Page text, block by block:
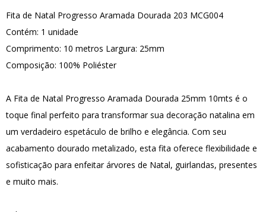
Fita de Natal Progresso Aramada Dourada 203 MCG004
Contém: 1 unidade
Comprimento: 10 metros Largura: 25mm
Composição: 100% Poliéster
A Fita de Natal Progresso Aramada Dourada 25mm 10mts é o
toque final perfeito para transformar sua decoração natalina em
um verdadeiro espetáculo de brilho e elegância. Com seu
acabamento dourado metalizado, esta fita oferece flexibilidade e
sofisticação para enfeitar árvores de Natal, guirlandas, presentes
e muito mais.